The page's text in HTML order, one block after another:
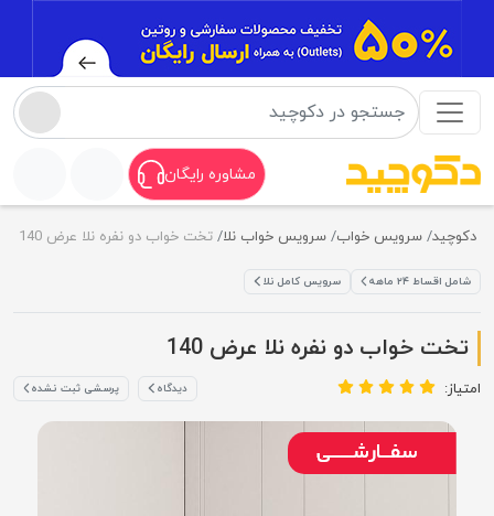
مشاوره رایگان
دکوچید سرویس خواب سرویس خواب نلا تخت خواب دو نفره نلا عرض 140
شامل اقساط ۲۴ ماهه سرویس کامل نلا
تخت خواب دو نفره نلا عرض 140
امتیاز: دیدگاه پرسشی ثبت نشده